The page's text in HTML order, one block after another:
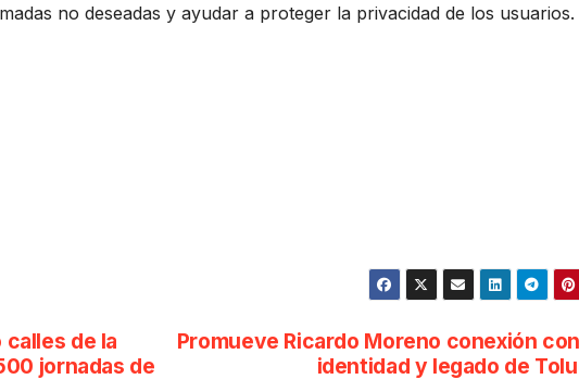
no deseadas y ayudar a proteger la privacidad de los usuarios.
Promueve Ricardo Moreno conexión
identidad y legado de
de la
jornadas de